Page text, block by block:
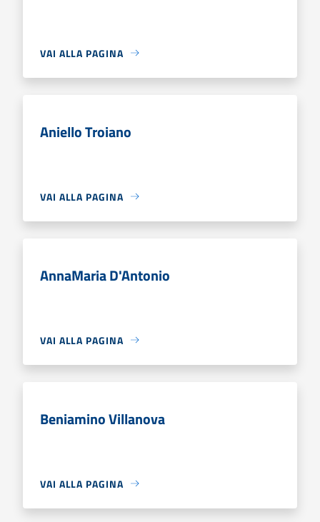
VAI ALLA PAGINA
Aniello Troiano
VAI ALLA PAGINA
AnnaMaria D'Antonio
VAI ALLA PAGINA
Beniamino Villanova
VAI ALLA PAGINA